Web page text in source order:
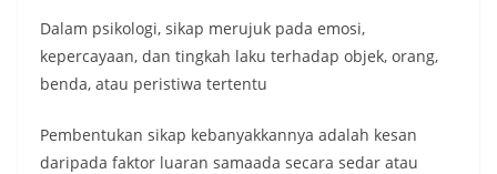
Dalam psikologi, sikap merujuk pada emosi,
kepercayaan, dan tingkah laku terhadap objek, orang,
benda, atau peristiwa tertentu
Pembentukan sikap kebanyakkannya adalah kesan
daripada faktor luaran samaada secara sedar atau